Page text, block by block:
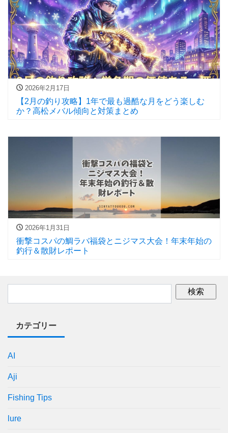
2026年2月17日
【2月の釣り攻略】1年で最も過酷な月をどう楽しむ
か？高松メバル傾向と対策まとめ
2026年1月31日
衝撃コスパの鯛ラバ福袋とニジマス大会！年末年始の
釣行＆散財レポート
カテゴリー
AI
Aji
Fishing Tips
lure